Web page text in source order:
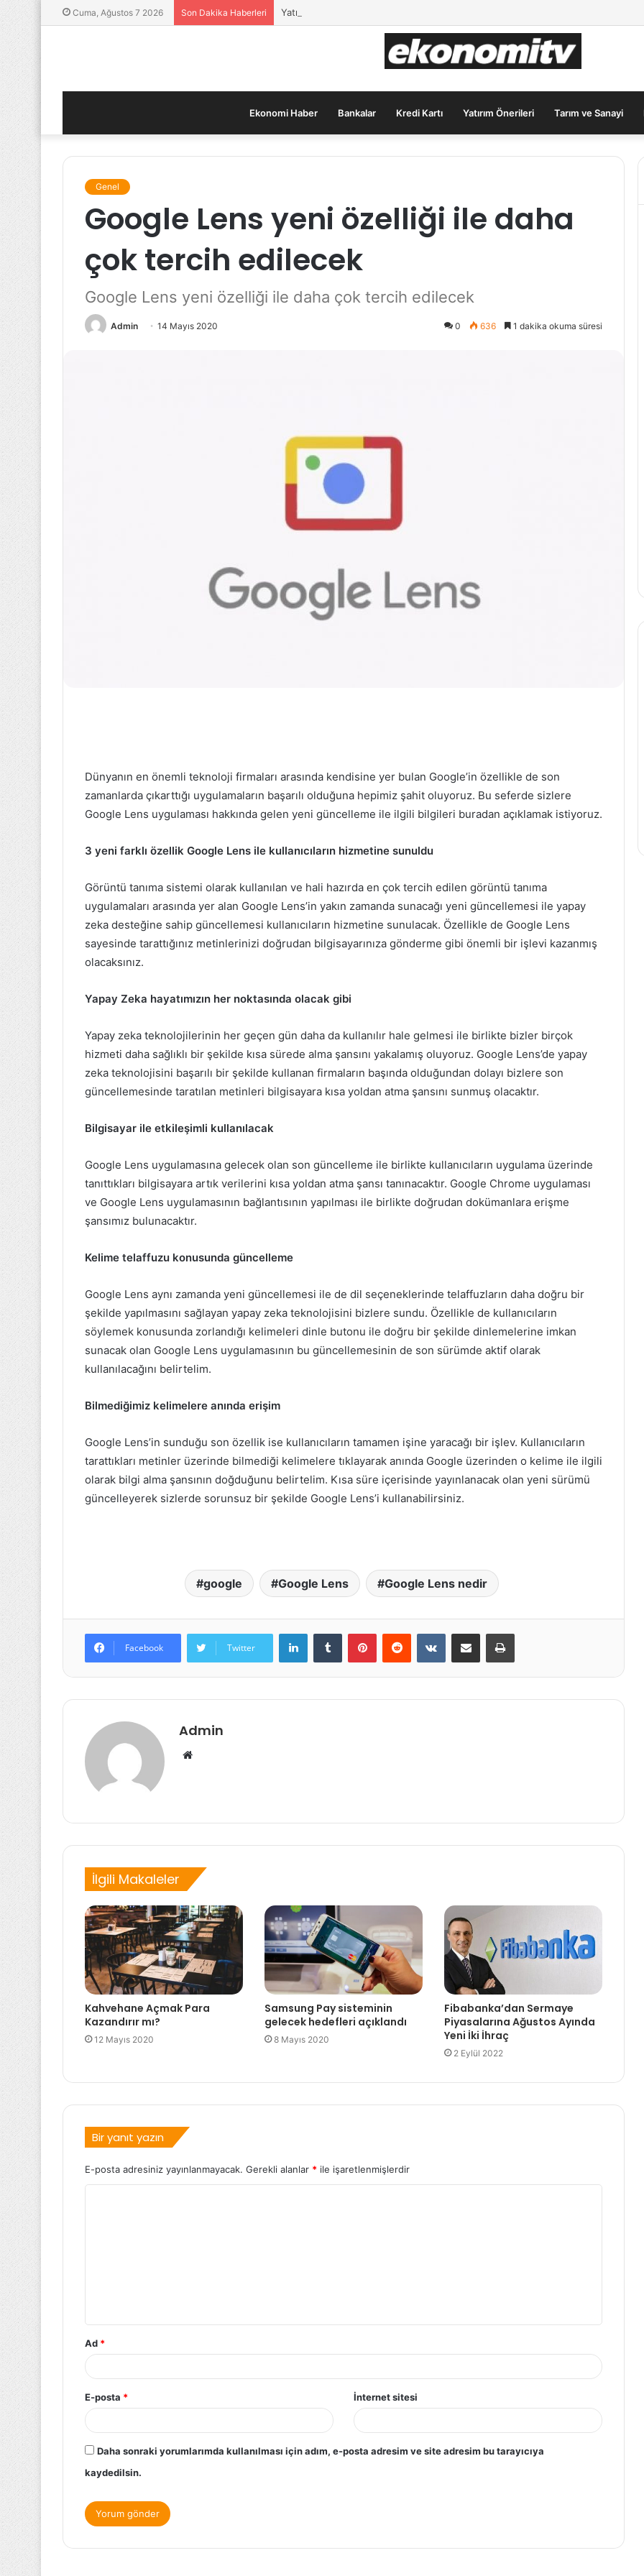
Cuma, Ağustos 7 2026 Son Dakika Haberleri Yatırımcılar İçin Güvenli Liman: Altın Hâlâ İlk Sırada mı?
Ekonomi Haber Bankalar Kredi Kartı Yatırım Önerileri Tarım ve Sanayi
Genel
Google Lens yeni özelliği ile daha
çok tercih edilecek
Google Lens yeni özelliği ile daha çok tercih edilecek
Admin 14 Mayıs 2020 0 636 1 dakika okuma süresi
Dünyanın en önemli teknoloji firmaları arasında kendisine yer bulan Google’in özellikle de son
zamanlarda çıkarttığı uygulamaların başarılı olduğuna hepimiz şahit oluyoruz. Bu seferde sizlere
Google Lens uygulaması hakkında gelen yeni güncelleme ile ilgili bilgileri buradan açıklamak istiyoruz.
3 yeni farklı özellik Google Lens ile kullanıcıların hizmetine sunuldu
Görüntü tanıma sistemi olarak kullanılan ve hali hazırda en çok tercih edilen görüntü tanıma
uygulamaları arasında yer alan Google Lens’in yakın zamanda sunacağı yeni güncellemesi ile yapay
zeka desteğine sahip güncellemesi kullanıcıların hizmetine sunulacak. Özellikle de Google Lens
sayesinde tarattığınız metinlerinizi doğrudan bilgisayarınıza gönderme gibi önemli bir işlevi kazanmış
olacaksınız.
Yapay Zeka hayatımızın her noktasında olacak gibi
Yapay zeka teknolojilerinin her geçen gün daha da kullanılır hale gelmesi ile birlikte bizler birçok
hizmeti daha sağlıklı bir şekilde kısa sürede alma şansını yakalamış oluyoruz. Google Lens’de yapay
zeka teknolojisini başarılı bir şekilde kullanan firmaların başında olduğundan dolayı bizlere son
güncellemesinde taratılan metinleri bilgisayara kısa yoldan atma şansını sunmuş olacaktır.
Bilgisayar ile etkileşimli kullanılacak
Google Lens uygulamasına gelecek olan son güncelleme ile birlikte kullanıcıların uygulama üzerinde
tanıttıkları bilgisayara artık verilerini kısa yoldan atma şansı tanınacaktır. Google Chrome uygulaması
ve Google Lens uygulamasının bağlantısının yapılması ile birlikte doğrudan dokümanlara erişme
şansımız bulunacaktır.
Kelime telaffuzu konusunda güncelleme
Google Lens aynı zamanda yeni güncellemesi ile de dil seçeneklerinde telaffuzların daha doğru bir
şekilde yapılmasını sağlayan yapay zeka teknolojisini bizlere sundu. Özellikle de kullanıcıların
söylemek konusunda zorlandığı kelimeleri dinle butonu ile doğru bir şekilde dinlemelerine imkan
sunacak olan Google Lens uygulamasının bu güncellemesinin de son sürümde aktif olarak
kullanılacağını belirtelim.
Bilmediğimiz kelimelere anında erişim
Google Lens’in sunduğu son özellik ise kullanıcıların tamamen işine yaracağı bir işlev. Kullanıcıların
tarattıkları metinler üzerinde bilmediği kelimelere tıklayarak anında Google üzerinden o kelime ile ilgili
olarak bilgi alma şansının doğduğunu belirtelim. Kısa süre içerisinde yayınlanacak olan yeni sürümü
güncelleyerek sizlerde sorunsuz bir şekilde Google Lens’i kullanabilirsiniz.
google Google Lens Google Lens nedir
Facebook Twitter
LinkedInTumblr PinterestReddit VKontakteE-Posta ile paylaş Yazdır
Admin
Web
İlgili Makaleler
Kahvehane Açmak Para
Kazandırır mı?
12 Mayıs 2020
Samsung Pay sisteminin
gelecek hedefleri açıklandı
8 Mayıs 2020
Fibabanka’dan Sermaye
Piyasalarına Ağustos Ayında
Yeni İki İhraç
2 Eylül 2022
Bir yanıt yazın
E-posta adresiniz yayınlanmayacak. Gerekli alanlar * ile işaretlenmişlerdir
Ad *
E-posta * İnternet sitesi
Daha sonraki yorumlarımda kullanılması için adım, e-posta adresim ve site adresim bu tarayıcıya
kaydedilsin.
Umut Turnuvası şampiyonu
Adana Demirspor oldu
8 Aralık 2023
Ethereum 2.0 Güncellemesi ve
Etkileri